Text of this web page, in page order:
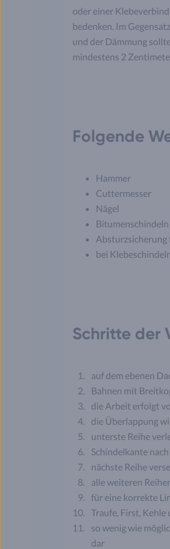
oder einer
bedenken. Im
und der Dämmung
mindestens 2
Folgende
Hammer
Cuttermesser
Nägel
Bitumenschindeln
Absturzsicherung
bei
Schritte der
auf dem ebenen
Bahnen mit
die Arbeit erfolgt
die Überlappung
unterste Reihe
Schindelkante
nächste Reihe
alle weiteren
für eine korrekte
Traufe, First,
so wenig wie
dar